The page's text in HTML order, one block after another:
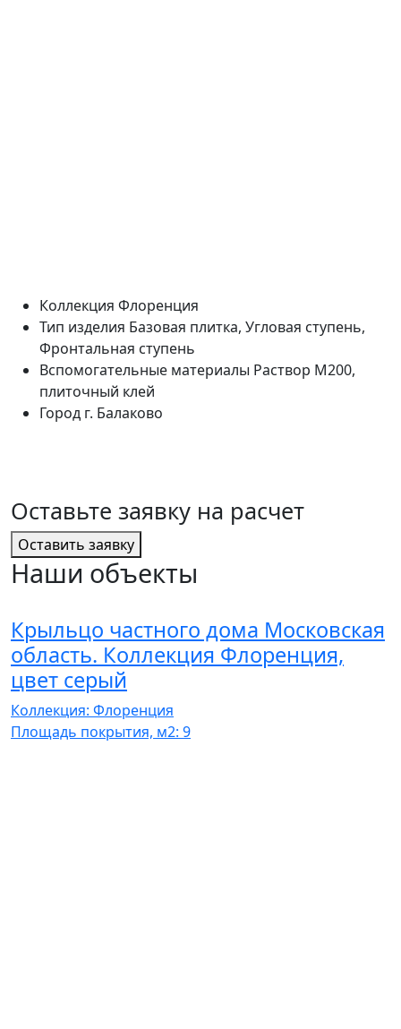
Коллекция Флоренция
Тип изделия Базовая плитка, Угловая ступень,
Фронтальная ступень
Вспомогательные материалы Раствор М200,
плиточный клей
Город г. Балаково
Оставьте заявку на расчет
Оставить заявку
Наши объекты
Крыльцо частного дома Московская
область. Коллекция Флоренция,
цвет серый
Коллекция: Флоренция
Площадь покрытия, м2: 9